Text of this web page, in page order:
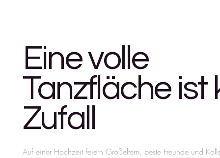
Eine volle
Tanzfläche ist
Zufall
Auf einer Hochzeit feiern Großeltern, beste Freunde und